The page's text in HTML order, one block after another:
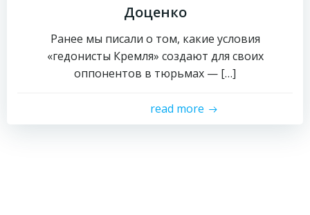
Доценко
Ранее мы писали о том, какие условия
«гедонисты Кремля» создают для своих
оппонентов в тюрьмах — […]
read more